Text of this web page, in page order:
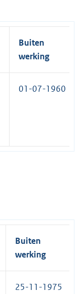
Buiten
werking
01-07-1960
Buiten
werking
25-11-1975